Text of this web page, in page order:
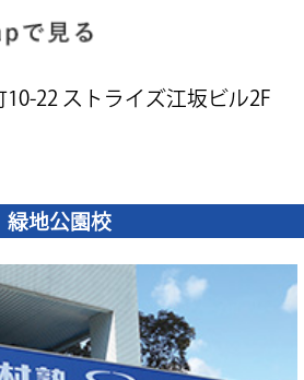
22 ストライズ江坂ビル2F
緑地公園校